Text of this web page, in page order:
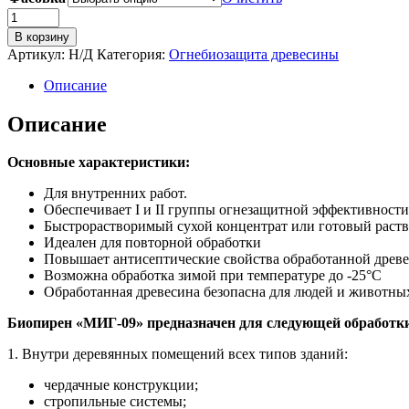
В корзину
Артикул: Н/Д Категория: Огнебиозащита древесины
Описание
Описание
Основные характеристики:
Для внутренних работ.
Обеспечивает I и II группы огнезащитной эффективности
Быстрорастворимый сухой концентрат или готовый
Идеален для повторной обработки
Повышает антисептические свойства обработанной
Возможна обработка зимой при температуре до -25°С
Обработанная древесина безопасна для людей и
Биопирен «МИГ-09» предназначен для следующей
1. Внутри деревянных помещений всех типов зданий:
чердачные конструкции;
стропильные системы;